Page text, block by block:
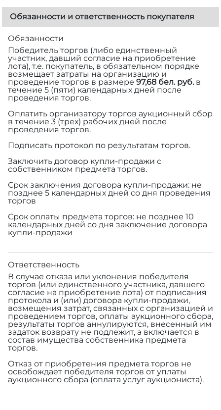
Обязанности и ответственность покупателя
Обязанности
Победитель торгов (либо единственный
участник, давший согласие на приобретение
лота), т.е. покупатель, в обязательном порядке
возмещает затраты на организацию и
проведение торгов в размере 97,68 бел. руб.в
течение 5 (пяти) календарных дней после
проведения торгов.
Оплатить организатору торгов аукционный сбор
в течение 3 (трех) рабочих дней после
проведения торгов.
Подписать протокол по результатам торгов.
Заключить договор купли-продажи с
собственником предмета торгов.
Срок заключения договора купли-продажи: не
позднее 5 календарных дней со дня проведения
торгов
Срок оплаты предмета торгов: не позднее 10
календарных дней со дня заключение договора
купли-продажи
Ответственность
В случае отказа или уклонения победителя
торгов (или единственного участника, давшего
согласие на приобретение лота) от подписания
протокола и (или) договора купли-продажи,
возмещения затрат, связанных с организацией и
проведением торгов, оплаты аукционного сбора,
результаты торгов аннулируются, внесенный им
задаток возврату не подлежит, а включается в
состав имущества собственника предмета
торгов.
Отказ от приобретения предмета торгов не
освобождает победителя торгов от уплаты
аукционного сбора (оплата услуг аукциониста).